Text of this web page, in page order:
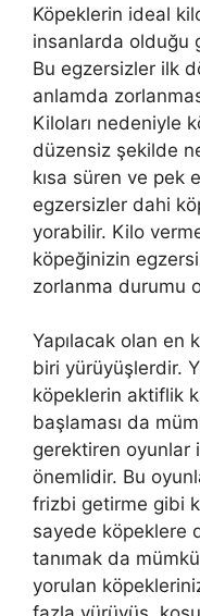
Köpeklerin ideal
insanlarda olduğu
Bu egzersizler ilk
anlamda
Kiloları nedeniyle
düzensiz şekilde
kısa süren ve pek
egzersizler dahi
yorabilir. Kilo
köpeğinizin
zorlanma durumu
Yapılacak olan en
biri yürüyüşlerdir.
köpeklerin aktiflik
başlaması da
gerektiren oyunlar
önemlidir. Bu
frizbi getirme gibi
sayede köpeklere
tanımak da
yorulan